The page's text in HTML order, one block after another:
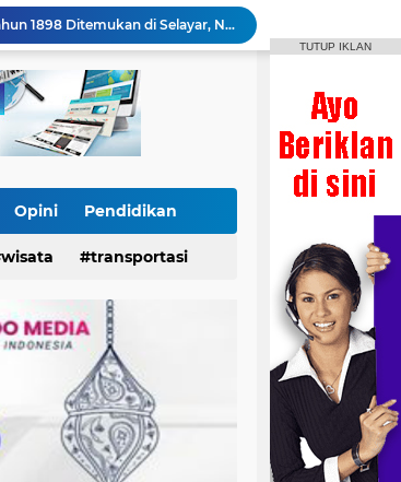
Heboh! Koin Emas Amerika Serikat Tahun 1898 Ditemukan di Selayar, Nilainya Bisa Capai Rp873 Juta
Dukungan Dandim 1415/Selayar Berbuah Prestasi, Riskayanti Rafian Rebut Emas di Makassar Beach Championship
Letkol Czi Yudo Apresiasi Prestasi Atlet IPSI Usai Rebut 4 Medali di Makassar Beach Championship
Opini Pendidikan
wisata transportasi
TUTUP IKLAN